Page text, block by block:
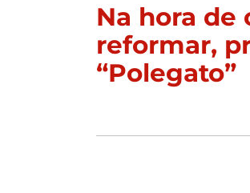
Na hora de
reformar,
“Polegato”